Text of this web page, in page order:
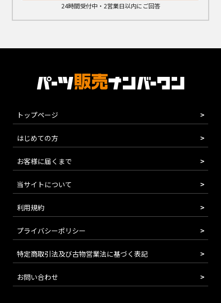
24時間受付中・2営業日以内にご回答
トップページ
はじめての方
お客様に届くまで
当サイトについて
利用規約
プライバシーポリシー
特定商取引法及び古物営業法に基づく表記
お問い合わせ